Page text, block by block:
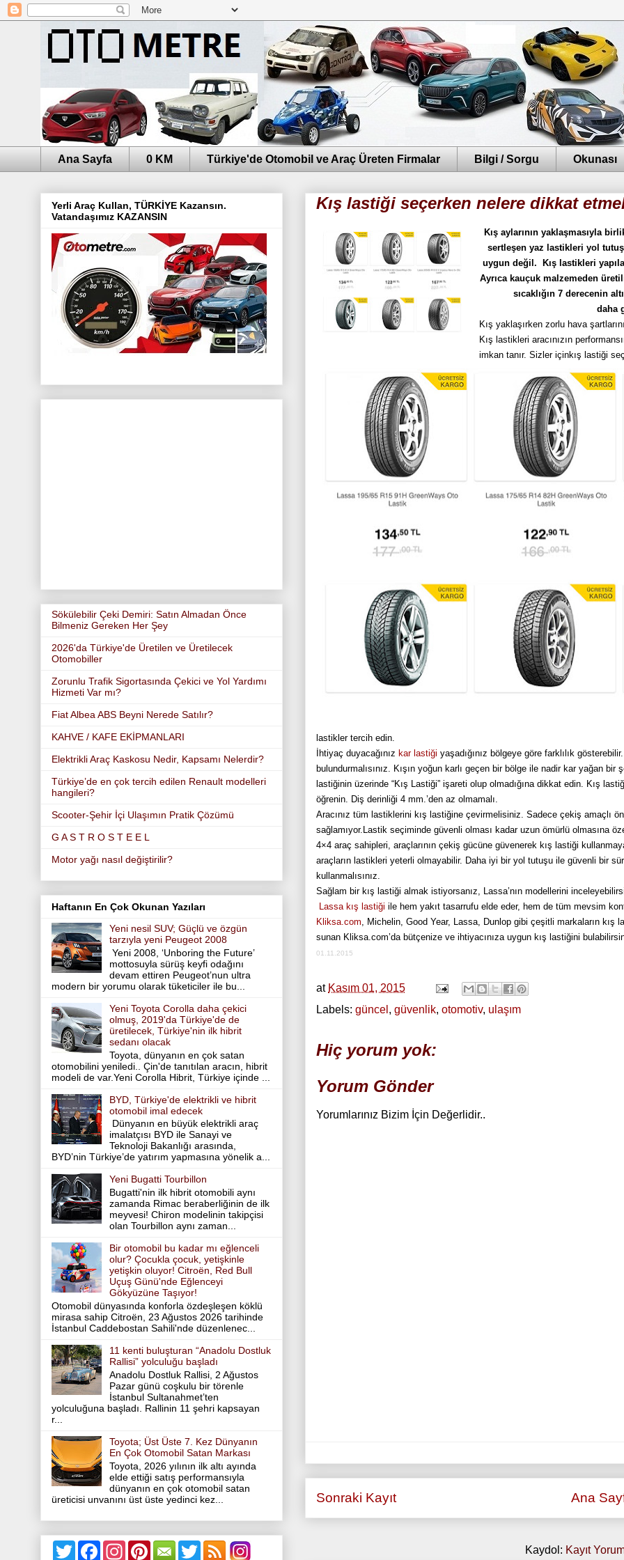
Ana Sayfa 0 KM Türkiye'de Otomobil ve Araç Üreten Firmalar Bilgi / Sorgu Okunası
Kış lastiği seçerken nelere dikkat
Kış aylarının yaklaşmasıyla
sertleşen yaz lastikleri yol
uygun değil.
Kış lastikleri
Ayrıca kauçuk malzemeden
sıcaklığın 7 derecenin
daha
Kış yaklaşırken zorlu hava
Kış lastikleri aracınızın
imkan tanır. Sizler içinkış lastiği
lastikler tercih edin.
İhtiyaç duyacağınız kar lastiği yaşadığınız bölgeye göre farklılık
bulundurmalısınız. Kışın yoğun karlı geçen bir bölge ile nadir kar yağan bir
lastiğinin üzerinde “Kış Lastiği” işareti olup olmadığına dikkat edin. Kış
öğrenin. Diş derinliği 4 mm.’den az olmamalı.
Aracınız tüm lastiklerini kış lastiğine çevirmelisiniz. Sadece çekiş amaçlı
sağlamıyor.Lastik seçiminde güvenli olması kadar uzun ömürlü olmasına
4×4 araç sahipleri, araçlarının çekiş gücüne güvenerek kış lastiği
araçların lastikleri yeterli olmayabilir. Daha iyi bir yol tutuşu ile güvenli bir
kullanmalısınız.
Sağlam bir kış lastiği almak istiyorsanız, Lassa’nın modellerini
Lassa kış lastiği ile hem yakıt tasarrufu elde eder, hem de tüm mevsim
Kliksa.com, Michelin, Good Year, Lassa, Dunlop gibi çeşitli markaların kış
sunan Kliksa.com’da bütçenize ve ihtiyacınıza uygun kış lastiğini
01.11.2015
at Kasım 01, 2015
Labels: güncel , güvenlik, otomotiv, ulaşım
Hiç yorum yok:
Yorum Gönder
Yorumlarınız Bizim İçin Değerlidir..
Sonraki Kayıt Ana
Kaydol: Kayıt
Yerli Araç Kullan, TÜRKİYE Kazansın.
Vatandaşımız KAZANSIN
Sökülebilir Çeki Demiri: Satın Almadan Önce
Bilmeniz Gereken Her Şey
2026'da Türkiye'de Üretilen ve Üretilecek
Otomobiller
Zorunlu Trafik Sigortasında Çekici ve Yol Yardımı
Hizmeti Var mı?
Fiat Albea ABS Beyni Nerede Satılır?
KAHVE / KAFE EKİPMANLARI
Elektrikli Araç Kaskosu Nedir, Kapsamı Nelerdir?
Türkiye’de en çok tercih edilen Renault modelleri
hangileri?
Scooter-Şehir İçi Ulaşımın Pratik Çözümü
G A S T R O S T E E L
Motor yağı nasıl değiştirilir?
Haftanın En Çok Okunan Yazıları
Yeni nesil SUV; Güçlü ve özgün
tarzıyla yeni Peugeot 2008
Yeni 2008, ‘Unboring the Future’
mottosuyla sürüş keyfi odağını
devam ettiren Peugeot’nun ultra
modern bir yorumu olarak tüketiciler ile bu...
Yeni Toyota Corolla daha çekici
olmuş, 2019'da Türkiye'de de
üretilecek, Türkiye'nin ilk hibrit
sedanı olacak
Toyota, dünyanın en çok satan
otomobilini yeniledi.. Çin'de tanıtılan aracın, hibrit
modeli de var.Yeni Corolla Hibrit, Türkiye içinde ...
BYD, Türkiye'de elektrikli ve hibrit
otomobil imal edecek
Dünyanın en büyük elektrikli araç
imalatçısı BYD ile Sanayi ve
Teknoloji Bakanlığı arasında,
BYD’nin Türkiye’de yatırım yapmasına yönelik a...
Yeni Bugatti Tourbillon
Bugatti'nin ilk hibrit otomobili aynı
zamanda Rimac beraberliğinin de ilk
meyvesi! Chiron modelinin takipçisi
olan Tourbillon aynı zaman...
Bir otomobil bu kadar mı eğlenceli
olur? Çocukla çocuk, yetişkinle
yetişkin oluyor! Citroën, Red Bull
Uçuş Günü'nde Eğlenceyi
Gökyüzüne Taşıyor!
Otomobil dünyasında konforla özdeşleşen köklü
mirasa sahip Citroën, 23 Ağustos 2026 tarihinde
İstanbul Caddebostan Sahili'nde düzenlenec...
11 kenti buluşturan “Anadolu Dostluk
Rallisi” yolculuğu başladı
Anadolu Dostluk Rallisi, 2 Ağustos
Pazar günü coşkulu bir törenle
İstanbul Sultanahmet’ten
yolculuğuna başladı. Rallinin 11 şehri kapsayan
r...
Toyota; Üst Üste 7. Kez Dünyanın
En Çok Otomobil Satan Markası
Toyota, 2026 yılının ilk altı ayında
elde ettiği satış performansıyla
dünyanın en çok otomobil satan
üreticisi unvanını üst üste yedinci kez...
T
w
F
P
T